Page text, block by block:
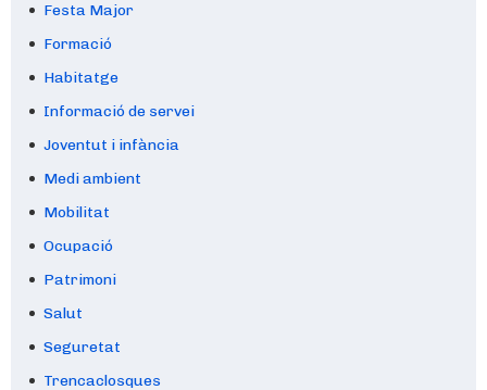
Festa Major
Formació
Habitatge
Informació de servei
Joventut i infància
Medi ambient
Mobilitat
Ocupació
Patrimoni
Salut
Seguretat
Trencaclosques